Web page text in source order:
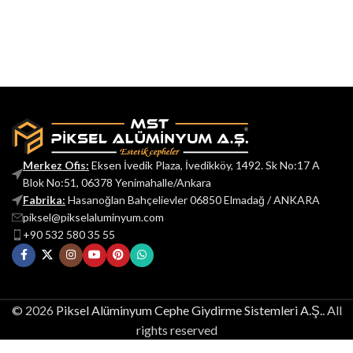
Merkez Ofis: Eksen İvedik Plaza, İvedikköy, 1492. Sk No:17 A
Blok No:51, 06378 Yenimahalle/Ankara
Fabrika: Hasanoğlan Bahçelievler 06850 Elmadağ / ANKARA
piksel@pikselaluminyum.com
+90 532 580 35 55
© 2026 Piksel Alüminyum Cephe Giydirme Sistemleri A.Ş. . All
rights reserved